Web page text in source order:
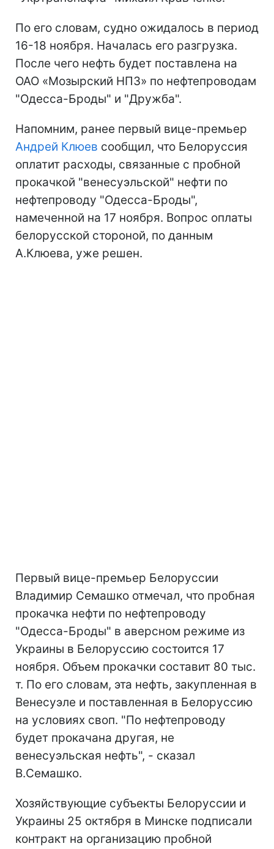
По его словам, судно ожидалось в период
16-18 ноября. Началась его разгрузка.
После чего нефть будет поставлена на
ОАО «Мозырский НПЗ» по нефтепроводам
"Одесса-Броды" и "Дружба".
Напомним, ранее первый вице-премьер
Андрей Клюев сообщил, что Белоруссия
оплатит расходы, связанные с пробной
прокачкой "венесуэльской" нефти по
нефтепроводу "Одесса-Броды",
намеченной на 17 ноября. Вопрос оплаты
белорусской стороной, по данным
А.Клюева, уже решен.
Первый вице-премьер Белоруссии
Владимир Семашко отмечал, что пробная
прокачка нефти по нефтепроводу
"Одесса-Броды" в аверсном режиме из
Украины в Белоруссию состоится 17
ноября. Объем прокачки составит 80 тыс.
т. По его словам, эта нефть, закупленная в
Венесуэле и поставленная в Белоруссию
на условиях своп. "По нефтепроводу
будет прокачана другая, не
венесуэльская нефть", - сказал
В.Семашко.
Хозяйствующие субъекты Белоруссии и
Украины 25 октября в Минске подписали
контракт на организацию пробной